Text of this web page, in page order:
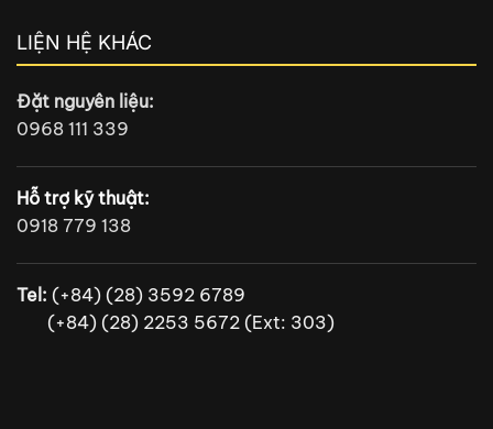
LIỆN HỆ KHÁC
Đặt nguyên liệu:
0968 111 339
Hỗ trợ kỹ thuật:
0918 779 138
Tel: (+84) (28) 3592 6789
(+84) (28) 2253 5672 (Ext: 303)